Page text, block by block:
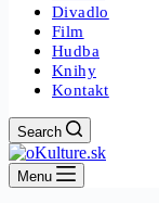
Divadlo
Film
Hudba
Knihy
Kontakt
Search
Menu